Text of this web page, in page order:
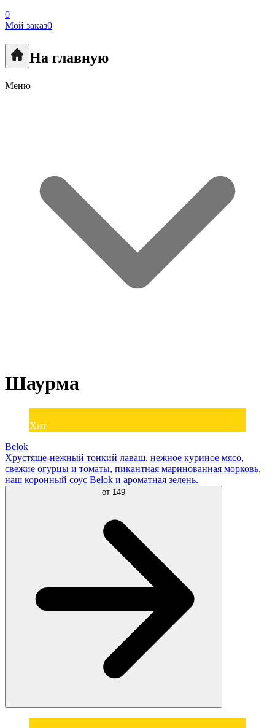
0
Мой заказ0
На главную
Меню
Шаурма
Хит
Belok
Хрустяще-нежный тонкий лаваш, нежное куриное мясо,
свежие огурцы и томаты, пикантная маринованная морковь,
наш коронный соус Belok и ароматная зелень.
от 149